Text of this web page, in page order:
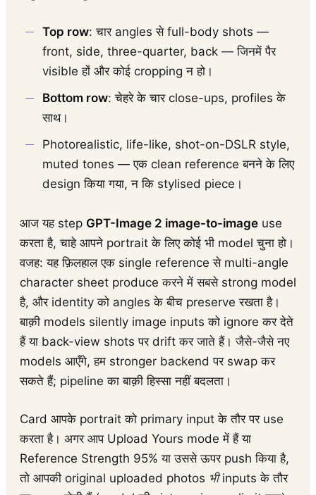
Top row: चार angles से full-body shots —
front, side, three-quarter, back — जिनमें पैर
visible हों और कोई cropping न हो।
Bottom row: चेहरे के चार close-ups, profiles के
साथ।
Photorealistic, life-like, shot-on-DSLR style,
muted tones — एक clean reference बनने के लिए
design किया गया, न कि stylised piece।
आज यह step GPT-Image 2 image-to-image use
करता है, चाहे आपने portrait के लिए कोई भी model चुना हो।
वजह: यह फ़िलहाल एक single reference से multi-angle
character sheet produce करने में सबसे strong model
है, और identity को angles के बीच preserve रखता है।
बाक़ी models silently image inputs को ignore कर देते
हैं या back-view shots पर drift कर जाते हैं। जैसे-जैसे नए
models आएँगे, हम stronger backend पर swap कर
सकते हैं; pipeline का बाक़ी हिस्सा नहीं बदलता।
Card आपके portrait को primary input के तौर पर use
करता है। अगर आप Upload Yours mode में हैं या
Reference Strength 95% या उससे ऊपर push किया है,
तो आपकी original uploaded photos भीinputs के तौर